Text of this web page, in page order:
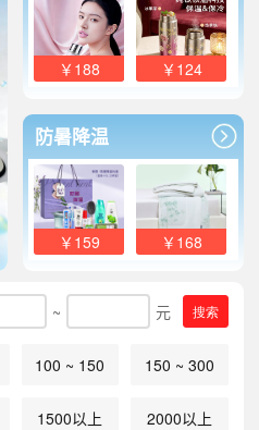
￥188 ￥124
防暑降温
￥159 ￥168
~ 元 搜索
100 ~ 150 150 ~ 300
1500以上 2000以上